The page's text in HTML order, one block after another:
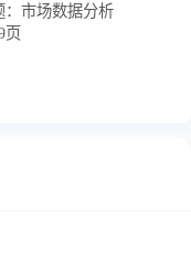
机遇和挑战，
机会分析和投
市场数据分析
页